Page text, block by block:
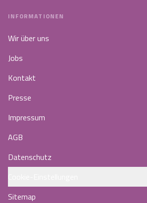
INFORMATIONEN
Wir über uns
Jobs
Kontakt
Presse
Impressum
AGB
Datenschutz
Sitemap